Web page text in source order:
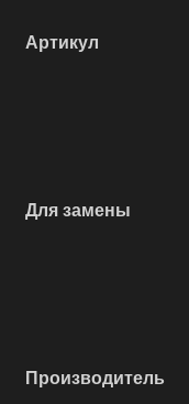
Артикул
Для замены
Производитель